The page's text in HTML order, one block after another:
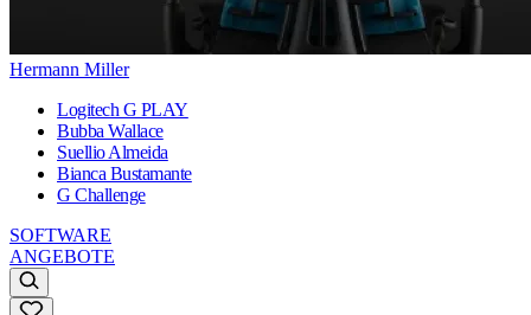
Hermann Miller
Logitech G PLAY
Bubba Wallace
Suellio Almeida
Bianca Bustamante
G Challenge
SOFTWARE
ANGEBOTE